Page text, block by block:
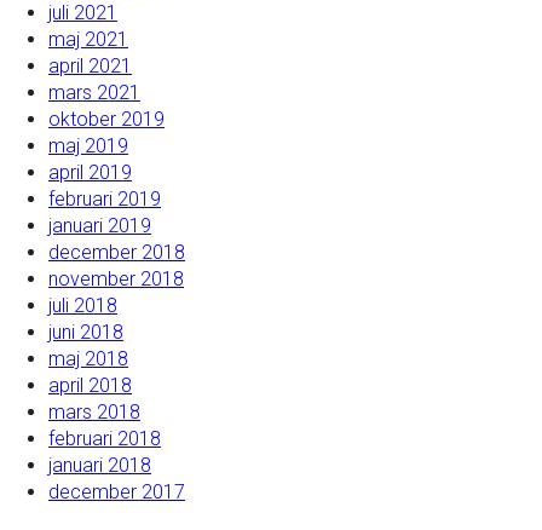
juli 2021
maj 2021
april 2021
mars 2021
oktober 2019
maj 2019
april 2019
februari 2019
januari 2019
december 2018
november 2018
juli 2018
juni 2018
maj 2018
april 2018
mars 2018
februari 2018
januari 2018
december 2017